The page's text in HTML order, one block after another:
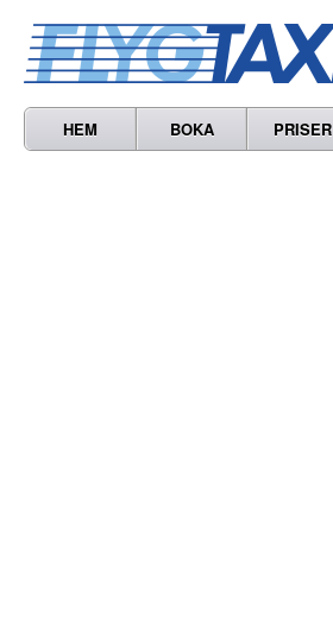
HEM BOKA PRISER